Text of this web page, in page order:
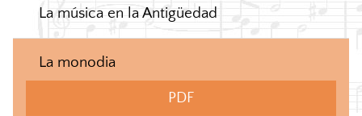
La música en la Antigüedad
La monodia
PDF